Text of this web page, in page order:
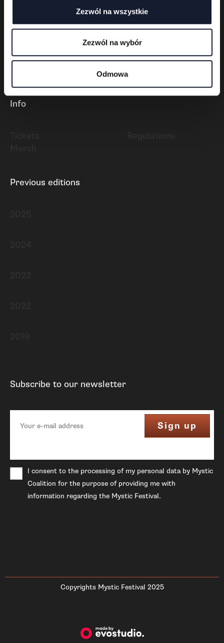
Zezwól na wszystkie
Zezwól na wybór
Odmowa
Info
Previous editions
Subscribe to our newsletter
I consent to the processing of my personal data by Mystic
Coalition for the purpose of providing me with
information regarding the Mystic Festival.
Copyrights Mystic Festival 2025